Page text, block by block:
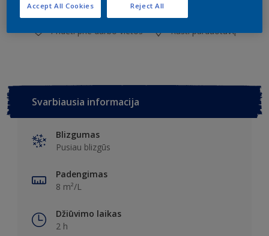
Pridėti prie darbo vietos Rasti parduotuvę
Svarbiausia informacija
Blizgumas
Pusiau blizgūs
Padengimas
8 m²/L
Džiūvimo laikas
2 h
Reject All
Accept All Cookies